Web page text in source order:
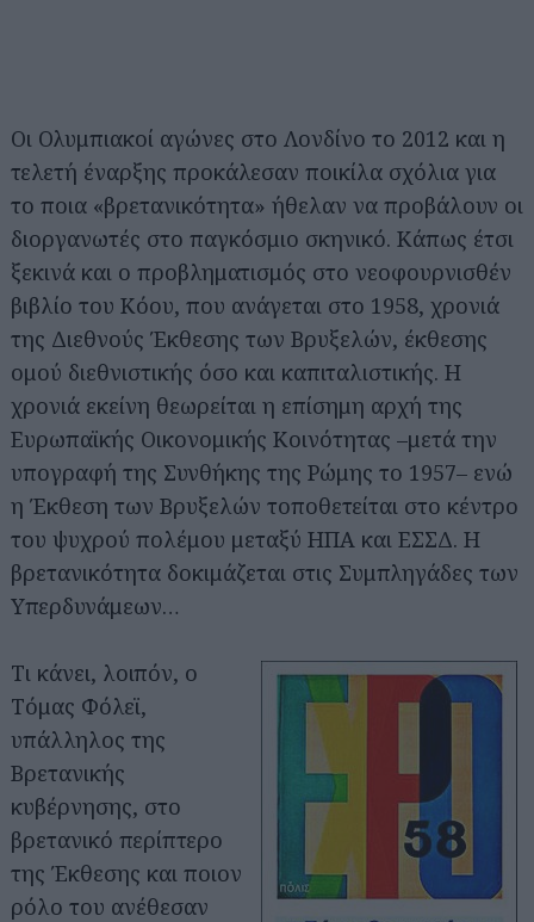
Οι Ολυμπιακοί αγώνες στο Λονδίνο το 2012 και η
τελετή έναρξης προκάλεσαν ποικίλα σχόλια για
το ποια «βρετανικότητα» ήθελαν να προβάλουν οι
διοργανωτές στο παγκόσμιο σκηνικό. Κάπως έτσι
ξεκινά και ο προβληματισμός στο νεοφουρνισθέν
βιβλίο του Κόου, που ανάγεται στο 1958, χρονιά
της Διεθνούς Έκθεσης των Βρυξελών, έκθεσης
ομού διεθνιστικής όσο και καπιταλιστικής. Η
χρονιά εκείνη θεωρείται η επίσημη αρχή της
Ευρωπαϊκής Οικονομικής Κοινότητας –μετά την
υπογραφή της Συνθήκης της Ρώμης το 1957– ενώ
η Έκθεση των Βρυξελών τοποθετείται στο κέντρο
του ψυχρού πολέμου μεταξύ ΗΠΑ και ΕΣΣΔ. Η
βρετανικότητα δοκιμάζεται στις Συμπληγάδες των
Υπερδυνάμεων…
Τι κάνει, λοιπόν, ο
Τόμας Φόλεϊ,
υπάλληλος της
Βρετανικής
κυβέρνησης, στο
βρετανικό περίπτερο
της Έκθεσης και ποιον
ρόλο του ανέθεσαν